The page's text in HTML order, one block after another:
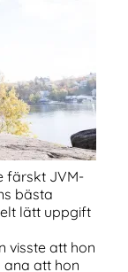
färskt JVM-
bästa
lätt uppgift
visste att hon
ana att hon